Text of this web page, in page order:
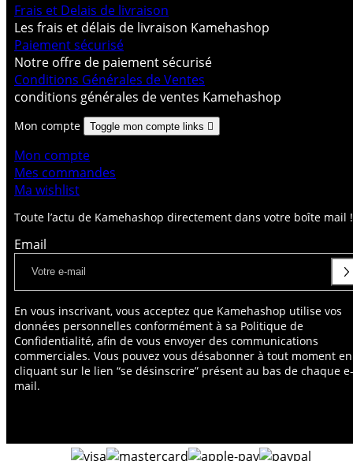
Toute l’actu de Kamehashop directement dans votre boîte mail !
Email
En vous inscrivant, vous acceptez que Kamehashop utilise vos
données personnelles conformément à sa Politique de
Confidentialité, afin de vous envoyer des communications
commerciales. Vous pouvez vous désabonner à tout moment en
cliquant sur le lien “se désinscrire” présent au bas de chaque e-
mail.
Frais et Delais de livraison
Les frais et délais de livraison Kamehashop
Paiement sécurisé
Notre offre de paiement sécurisé
Conditions Générales de Ventes
conditions générales de ventes Kamehashop
Mon compte Toggle mon compte links 
Mon compte
Mes commandes
Ma wishlist